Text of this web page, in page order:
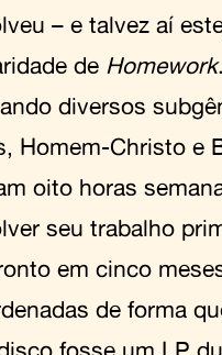
– e talvez aí
de Homework.
diversos
Homem-Christo e
oito horas
seu trabalho
em cinco
de forma
fosse um LP